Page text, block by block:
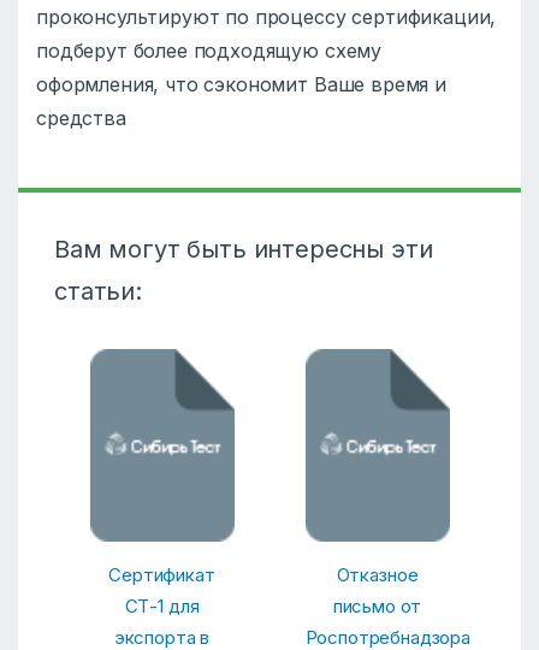
проконсультируют по процессу сертификации,
подберут более подходящую схему
оформления, что сэкономит Ваше время и
средства
Вам могут быть интересны эти
статьи:
Сертификат
СТ-1 для
экспорта в
Отказное
письмо от
Роспотребнадзора